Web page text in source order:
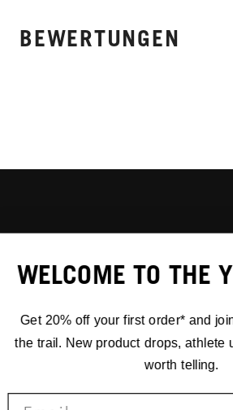
BEWERTUNGEN
WELCOME TO THE
Get 20% off your first order* and
the trail. New product drops, athlete
worth telling.